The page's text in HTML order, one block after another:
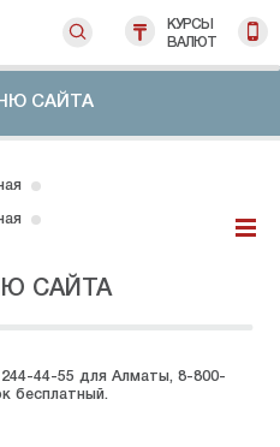
КУРСЫ
ВАЛЮТ
САЙТА
САЙТА
244-44-55 для Алматы, 8-800-
бесплатный.